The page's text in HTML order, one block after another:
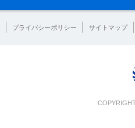
プライバシーポリシー サイトマップ